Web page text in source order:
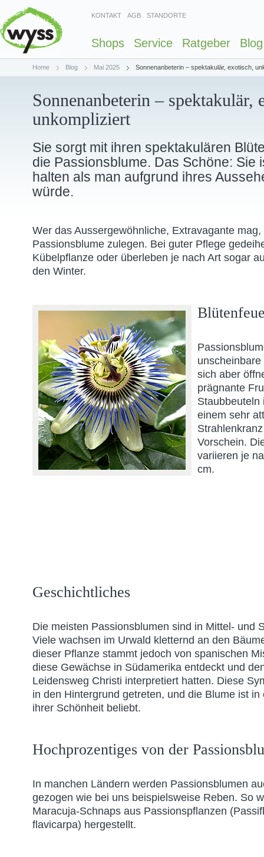
KONTAKT AGB STANDORTE
Shops Service Ratgeber Blog
Home Blog Mai 2025 Sonnenanbeterin – spektakulär, exotisch,
Sonnenanbeterin – spektakulär,
unkompliziert
Sie sorgt mit ihren spektakulären
die Passionsblume. Das Schöne: Sie
halten als man aufgrund ihres
würde.
Wer das Aussergewöhnliche, Extravagante
Passionsblume zulegen. Bei guter Pflege
Kübelpflanze oder überleben je nach Art sogar
den Winter.
sich aber
prägnante
Staubbeuteln
einem sehr
Vorschein.
variieren je
cm.
Geschichtliches
Die meisten Passionsblumen sind in Mittel- und
Viele wachsen im Urwald kletternd an den
dieser Pflanze stammt jedoch von spanischen
diese Gewächse in Südamerika entdeckt und
Leidensweg Christi interpretiert hatten. Diese
in den Hintergrund getreten, und die Blume ist
ihrer Schönheit beliebt.
Hochprozentiges von der
In manchen Ländern werden Passionsblumen
gezogen wie bei uns beispielsweise Reben. So
Maracuja-Schnaps aus Passionspflanzen
flavicarpa) hergestellt.